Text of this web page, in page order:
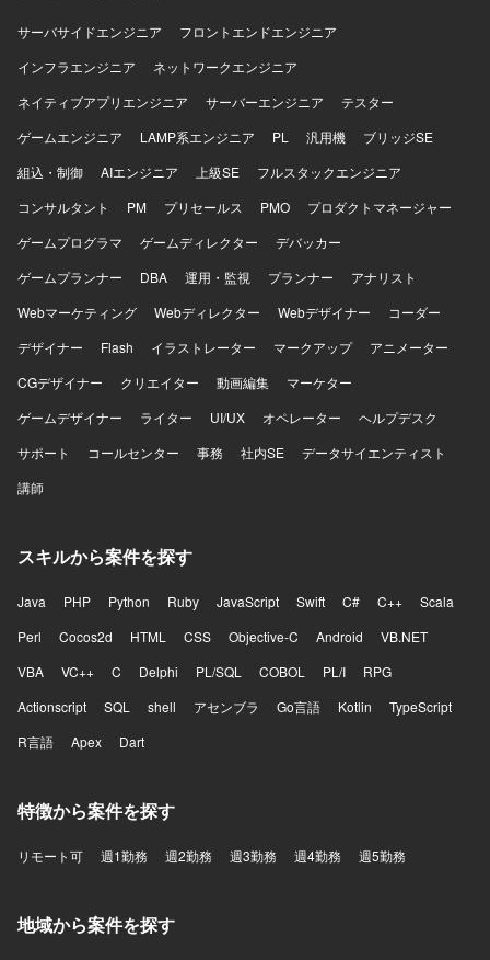
としたネットワーク環境にて、FWとしてFortiGateを用いた
機器の構成変更やバージョンアップ、詳細設計を行ってい
ただきます。
サーバサイドエンジニア
フロントエンドエンジニア
インフラエンジニア
ネットワークエンジニア
ネイティブアプリエンジニア
サーバーエンジニア
テスター
ゲームエンジニア
LAMP系エンジニア PL 汎用機
ブリッジSE
組込・制御
AIエンジニア 上級SE
フルスタックエンジニア
コンサルタント
PM プリセールス PMO
プロダクトマネージャー
ゲームプログラマ
ゲームディレクター
デバッカー
ゲームプランナー
DBA 運用・監視 プランナー
アナリスト
Webマーケティング
Webディレクター Webデザイナー
コーダー
デザイナー
Flash イラストレーター マークアップ
アニメーター
CGデザイナー
クリエイター 動画編集
マーケター
ゲームデザイナー
ライター UI/UX オペレーター
ヘルプデスク
サポート
コールセンター 事務 社内SE
データサイエンティスト
講師
スキルから案件を探す
Java PHP Python Ruby JavaScript Swift C# C++
Scala
Perl
Cocos2d HTML CSS Objective-C Android
VB.NET
VBA
VC++ C Delphi PL/SQL COBOL PL/I
RPG
Actionscript
SQL shell アセンブラ Go言語 Kotlin
TypeScript
R言語
Apex Dart
特徴から案件を探す
リモート可 週1勤務 週2勤務 週3勤務 週4勤務 週5勤務
地域から案件を探す